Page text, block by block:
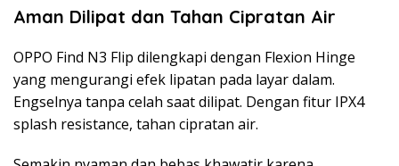
Aman Dilipat dan Tahan Cipratan Air
OPPO Find N3 Flip dilengkapi dengan Flexion Hinge
yang mengurangi efek lipatan pada layar dalam.
Engselnya tanpa celah saat dilipat. Dengan fitur IPX4
splash resistance, tahan cipratan air.